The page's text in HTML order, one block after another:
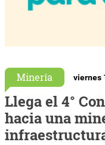
Minería viernes
Llega el 4°
hacia una